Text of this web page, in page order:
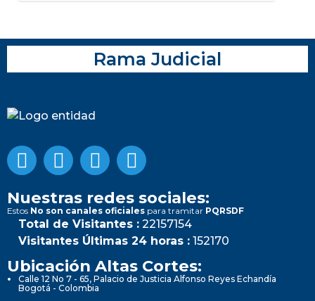
Rama Judicial
Nuestras redes sociales:
Estos No son canales oficiales para tramitar PQRSDF
Total de Visitantes : 22157154
Visitantes Últimas 24 horas : 152170
Ubicación Altas Cortes:
Calle 12 No 7 - 65, Palacio de Justicia Alfonso Reyes Echandía
Bogotá - Colombia